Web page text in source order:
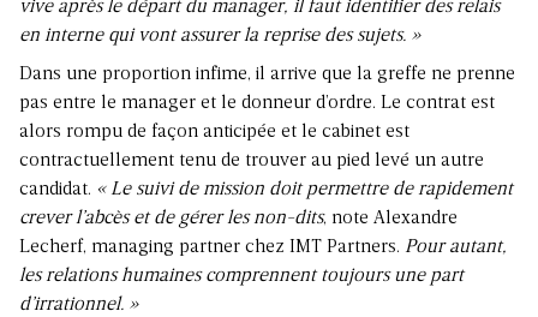
vive après le départ du manager, il faut identifier des relais
en interne qui vont assurer la reprise des sujets. »
Dans une proportion infime, il arrive que la greffe ne prenne
pas entre le manager et le donneur d’ordre. Le contrat est
alors rompu de façon anticipée et le cabinet est
contractuellement tenu de trouver au pied levé un autre
candidat. « Le suivi de mission doit permettre de rapidement
crever l’abcès et de gérer les non-dits, note Alexandre
Lecherf, managing partner chez IMT Partners. Pour autant,
les relations humaines comprennent toujours une part
d’irrationnel. »